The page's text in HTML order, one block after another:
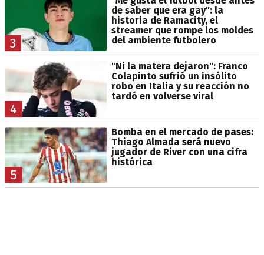
3
de saber que era gay": la
historia de Ramacity, el
streamer que rompe los moldes
del ambiente futbolero
4
"Ni la matera dejaron": Franco
Colapinto sufrió un insólito
robo en Italia y su reacción no
tardó en volverse viral
5
Bomba en el mercado de pases:
Thiago Almada será nuevo
jugador de River con una cifra
histórica